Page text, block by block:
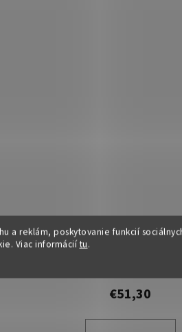
a reklám, poskytovanie funkcií
Viac informácií tu.
Rohový regál - MENO,
€51,30